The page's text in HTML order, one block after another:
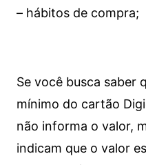
– hábitos de compra;
Se você busca saber
mínimo do cartão
não informa o valor,
indicam que o valor